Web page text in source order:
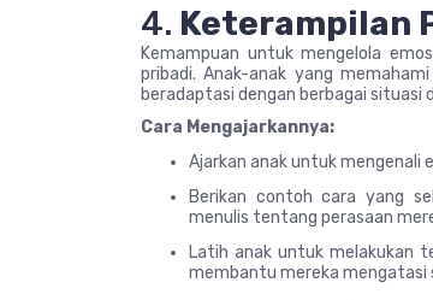
4. Keterampilan
Kemampuan untuk mengelola
pribadi. Anak-anak yang
beradaptasi dengan berbagai situasi
Cara Mengajarkannya:
Ajarkan anak untuk mengenali
Berikan contoh cara yang
menulis tentang perasaan
Latih anak untuk melakukan
membantu mereka mengatasi